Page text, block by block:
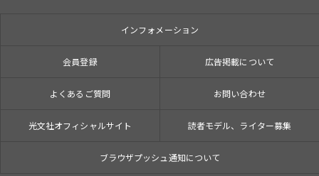
インフォメーション
会員登録 広告掲載について
よくあるご質問 お問い合わせ
光文社オフィシャルサイト 読者モデル、ライター募集
ブラウザプッシュ通知について